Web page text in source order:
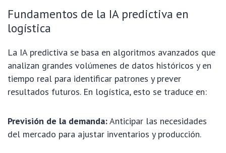
Fundamentos de la IA predictiva en
logística
La IA predictiva se basa en algoritmos avanzados que
analizan grandes volúmenes de datos históricos y en
tiempo real para identificar patrones y prever
resultados futuros. En logística, esto se traduce en:
Previsión de la demanda:Anticipar las necesidades
del mercado para ajustar inventarios y producción.